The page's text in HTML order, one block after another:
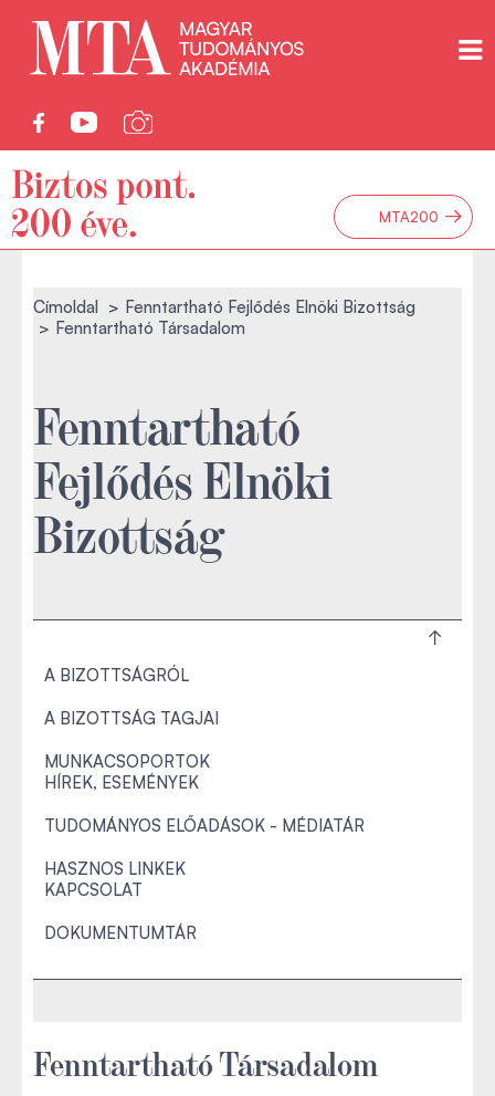
MTA200 →
Címoldal
Fenntartható Fejlődés Elnöki Bizottság
Fenntartható Társadalom
Fenntartható
Fejlődés Elnöki
Bizottság
A BIZOTTSÁGRÓL
A BIZOTTSÁG TAGJAI
MUNKACSOPORTOK
HÍREK, ESEMÉNYEK
TUDOMÁNYOS ELŐADÁSOK - MÉDIATÁR
HASZNOS LINKEK
KAPCSOLAT
DOKUMENTUMTÁR
Fenntartható Társadalom